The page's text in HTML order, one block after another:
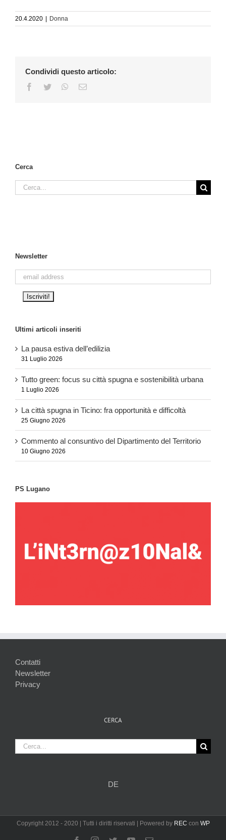
20.4.2020 | Donna
Condividi questo articolo:
Facebook
Twitter WhatsApp
Email
Cerca
Cerca
per:
Newsletter
Ultimi articoli inseriti
La pausa estiva dell’edilizia
31 Luglio 2026
Tutto green: focus su città spugna e sostenibilità urbana
1 Luglio 2026
La città spugna in Ticino: fra opportunità e difficoltà
25 Giugno 2026
Commento al consuntivo del Dipartimento del Territorio
10 Giugno 2026
PS Lugano
Contatti
Newsletter
Privacy
CERCA
Cerca
per:
DE
Copyright 2012 - 2020 | Tutti i diritti riservati | Powered by REC con WP